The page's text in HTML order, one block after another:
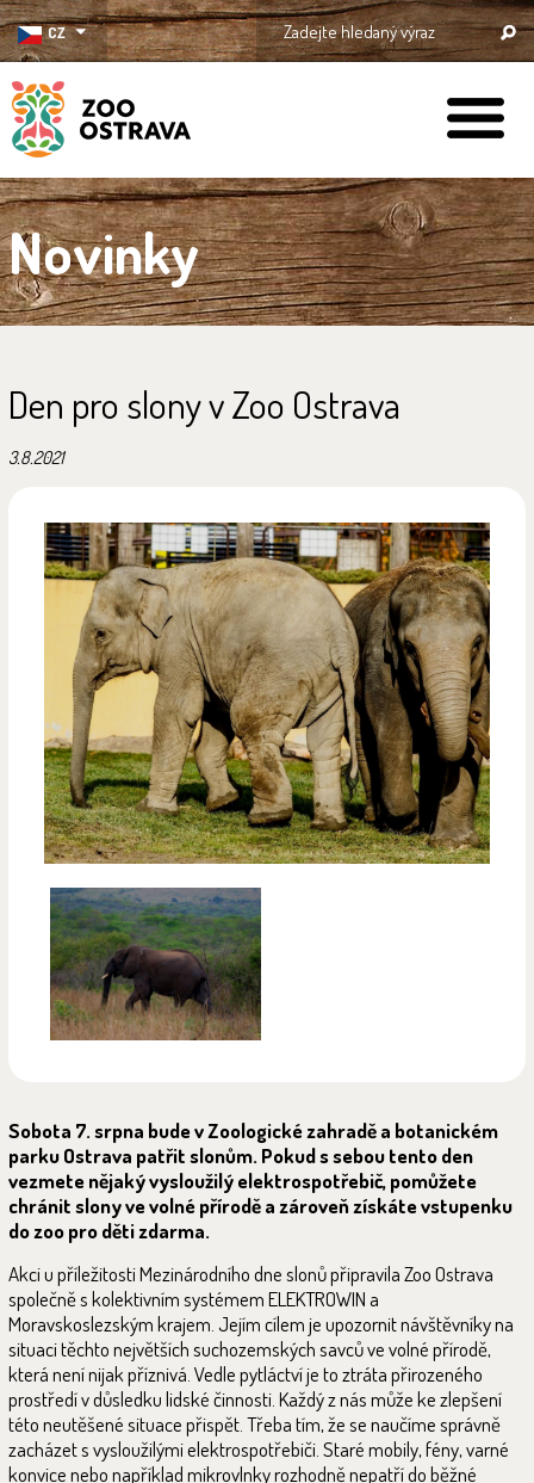
CZ
ZOO Ostrava
Novinky
Den pro slony v Zoo Ostrava
3.8.2021
Sobota 7. srpna bude v Zoologické zahradě a botanickém
parku Ostrava patřit slonům. Pokud s sebou tento den
vezmete nějaký vysloužilý elektrospotřebič, pomůžete
chránit slony ve volné přírodě a zároveň získáte vstupenku
do zoo pro děti zdarma.
Akci u příležitosti Mezinárodního dne slonů připravila Zoo Ostrava
společně s kolektivním systémem ELEKTROWIN a
Moravskoslezským krajem. Jejím cílem je upozornit návštěvníky na
situaci těchto největších suchozemských savců ve volné přírodě,
která není nijak příznivá. Vedle pytláctví je to ztráta přirozeného
prostředí v důsledku lidské činnosti. Každý z nás může ke zlepšení
této neutěšené situace přispět. Třeba tím, že se naučíme správně
zacházet s vysloužilými elektrospotřebiči. Staré mobily, fény, varné
konvice nebo například mikrovlnky rozhodně nepatří do běžné